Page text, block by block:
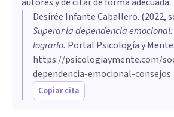
Desirée Infante Caballero. (2022,
Superar la dependencia
lograrlo. Portal Psicología y Mente.
https://psicologiaymente.com/
dependencia-emocional-consejos
Copiar cita